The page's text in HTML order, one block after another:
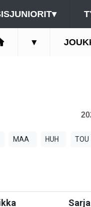
▾
▾
MAA HUH TOU
Sarja